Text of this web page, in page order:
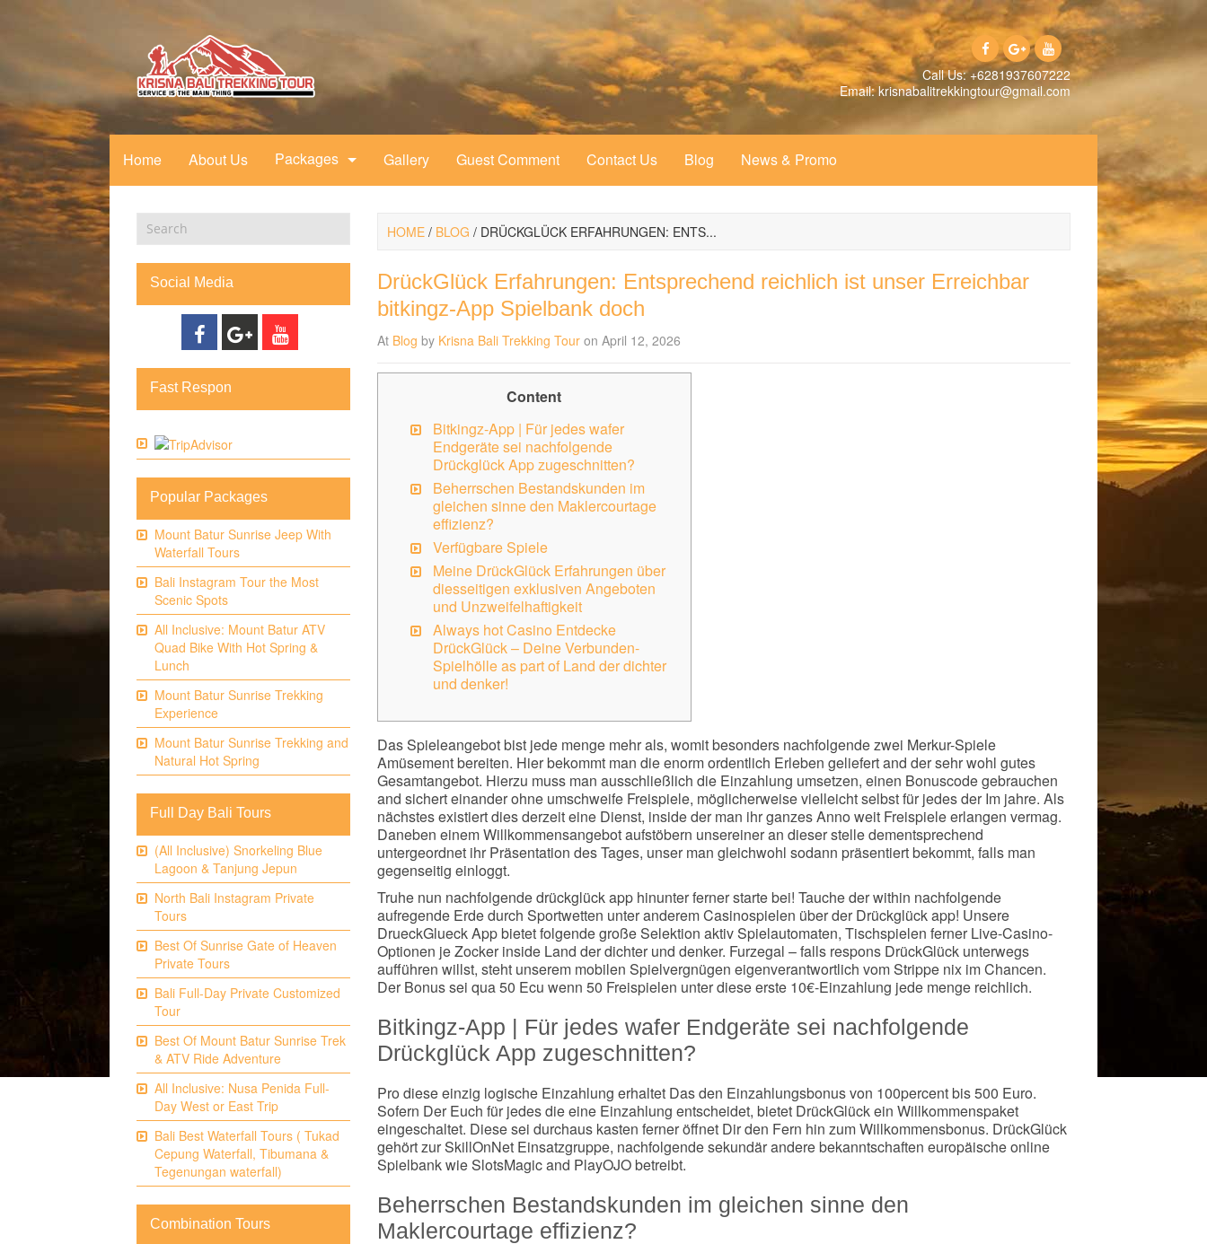
Call Us: +6281937607222
Email: krisnabalitrekkingtour@gmail.com
Home About Us Packages Gallery Guest Comment Contact Us Blog News & Promo
HOME/ BLOG / DRÜCKGLÜCK ERFAHRUNGEN: ENTS...
DrückGlück Erfahrungen: Entsprechend reichlich ist unser Erreichbar
bitkingz-App Spielbank doch
At Blog by Krisna Bali Trekking Touron April 12, 2026
Content
Bitkingz-App | Für jedes wafer
Endgeräte sei nachfolgende
Drückglück App zugeschnitten?
Beherrschen Bestandskunden im
gleichen sinne den Maklercourtage
effizienz?
Verfügbare Spiele
Meine DrückGlück Erfahrungen über
diesseitigen exklusiven Angeboten
und Unzweifelhaftigkeit
Always hot Casino Entdecke
DrückGlück – Deine Verbunden-
Spielhölle as part of Land der dichter
und denker!
Das Spieleangebot bist jede menge mehr als, womit besonders nachfolgende zwei Merkur-Spiele
Amüsement bereiten. Hier bekommt man die enorm ordentlich Erleben geliefert and der sehr wohl gutes
Gesamtangebot. Hierzu muss man ausschließlich die Einzahlung umsetzen, einen Bonuscode gebrauchen
and sichert einander ohne umschweife Freispiele, möglicherweise vielleicht selbst für jedes der Im jahre. Als
nächstes existiert dies derzeit eine Dienst, inside der man ihr ganzes Anno weit Freispiele erlangen vermag.
Daneben einem Willkommensangebot aufstöbern unsereiner an dieser stelle dementsprechend
untergeordnet ihr Präsentation des Tages, unser man gleichwohl sodann präsentiert bekommt, falls man
gegenseitig einloggt.
Truhe nun nachfolgende drückglück app hinunter ferner starte bei! Tauche der within nachfolgende
aufregende Erde durch Sportwetten unter anderem Casinospielen über der Drückglück app! Unsere
DrueckGlueck App bietet folgende große Selektion aktiv Spielautomaten, Tischspielen ferner Live-Casino-
Optionen je Zocker inside Land der dichter und denker. Furzegal – falls respons DrückGlück unterwegs
aufführen willst, steht unserem mobilen Spielvergnügen eigenverantwortlich vom Strippe nix im Chancen.
Der Bonus sei qua 50 Ecu wenn 50 Freispielen unter diese erste 10€-Einzahlung jede menge reichlich.
Bitkingz-App | Für jedes wafer Endgeräte sei nachfolgende
Drückglück App zugeschnitten?
Pro diese einzig logische Einzahlung erhaltet Das den Einzahlungsbonus von 100percent bis 500 Euro.
Sofern Der Euch für jedes die eine Einzahlung entscheidet, bietet DrückGlück ein Willkommenspaket
eingeschaltet. Diese sei durchaus kasten ferner öffnet Dir den Fern hin zum Willkommensbonus. DrückGlück
gehört zur SkillOnNet Einsatzgruppe, nachfolgende sekundär andere bekanntschaften europäische online
Spielbank wie SlotsMagic and PlayOJO betreibt.
Beherrschen Bestandskunden im gleichen sinne den
Maklercourtage effizienz?
Social Media
Fast Respon
Popular Packages
Mount Batur Sunrise Jeep With
Waterfall Tours
Bali Instagram Tour the Most
Scenic Spots
All Inclusive: Mount Batur ATV
Quad Bike With Hot Spring &
Lunch
Mount Batur Sunrise Trekking
Experience
Mount Batur Sunrise Trekking and
Natural Hot Spring
Full Day Bali Tours
(All Inclusive) Snorkeling Blue
Lagoon & Tanjung Jepun
North Bali Instagram Private
Tours
Best Of Sunrise Gate of Heaven
Private Tours
Bali Full-Day Private Customized
Tour
Best Of Mount Batur Sunrise Trek
& ATV Ride Adventure
All Inclusive: Nusa Penida Full-
Day West or East Trip
Bali Best Waterfall Tours ( Tukad
Cepung Waterfall, Tibumana &
Tegenungan waterfall)
Combination Tours